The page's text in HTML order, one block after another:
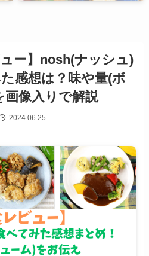
ュー】nosh(ナッシュ)
感想は？味や量(ボ
画像入りで解説
2024.06.25